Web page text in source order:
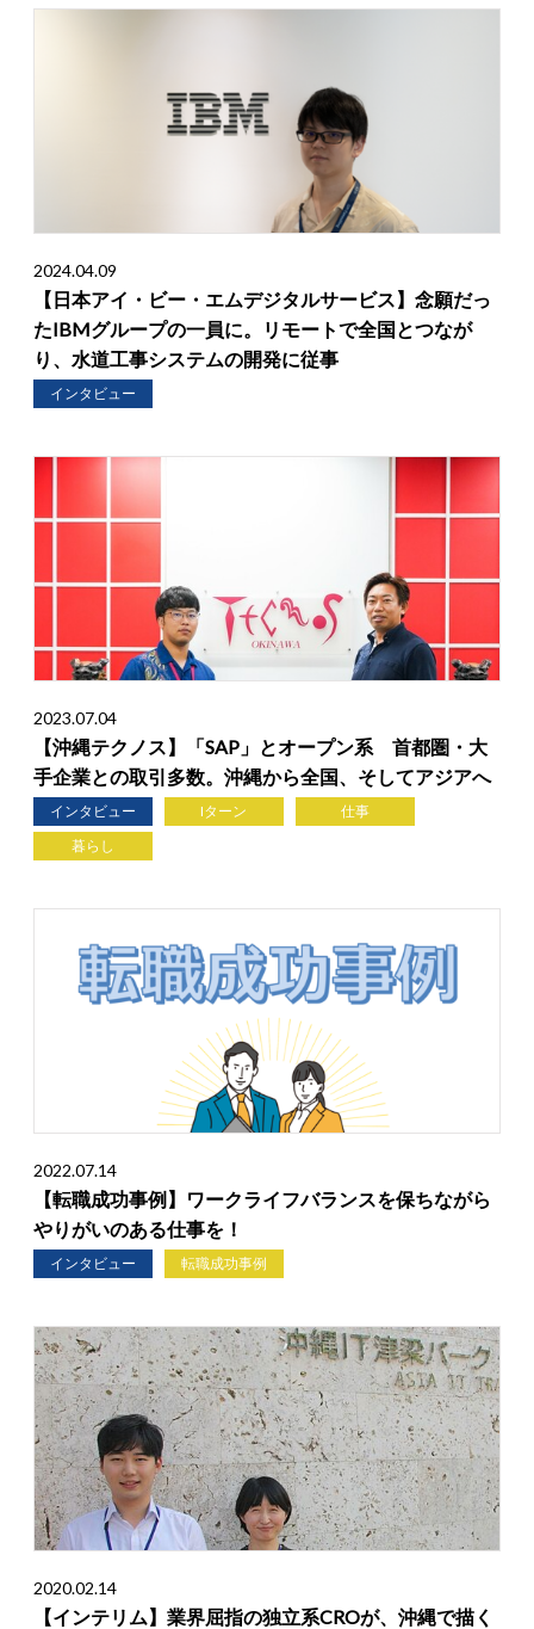
2024.04.09
【日本アイ・ビー・エムデジタルサービス】念願だっ
たIBMグループの一員に。リモートで全国とつなが
り、水道工事システムの開発に従事
インタビュー
2023.07.04
【沖縄テクノス】「SAP」とオープン系 首都圏・大
手企業との取引多数。沖縄から全国、そしてアジアへ
インタビュー Iターン
仕事
暮らし
2022.07.14
【転職成功事例】ワークライフバランスを保ちながら
やりがいのある仕事を！
インタビュー 転職成功事例
2020.02.14
【インテリム】業界屈指の独立系CROが、沖縄で描く